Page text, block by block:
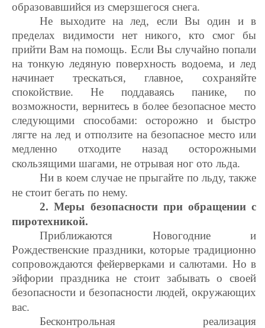
образовавшийся из смерзшегося снега.
Не выходите на лед, если Вы один и в
пределах видимости нет никого, кто смог бы
прийти Вам на помощь. Если Вы случайно попали
на тонкую ледяную поверхность водоема, и лед
начинает трескаться, главное, сохраняйте
спокойствие. Не поддаваясь панике, по
возможности, вернитесь в более безопасное место
следующими способами: осторожно и быстро
лягте на лед и отползите на безопасное место или
медленно отходите назад осторожными
скользящими шагами, не отрывая ног ото льда.
Ни в коем случае не прыгайте по льду, также
не стоит бегать по нему.
2. Меры безопасности при обращении с
пиротехникой.
Приближаются Новогодние и
Рождественские праздники, которые традиционно
сопровождаются фейерверками и салютами. Но в
эйфории праздника не стоит забывать о своей
безопасности и безопасности людей, окружающих
вас.
Бесконтрольная реализация